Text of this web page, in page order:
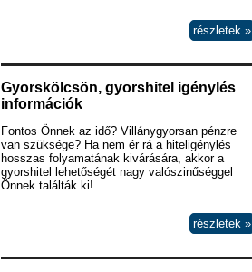
részletek »
Gyorskölcsön, gyorshitel igénylés
információk
Fontos Önnek az idő? Villánygyorsan pénzre
van szüksége? Ha nem ér rá a hiteligénylés
hosszas folyamatának kivárására, akkor a
gyorshitel lehetőségét nagy valószinűséggel
Önnek találták ki!
részletek »